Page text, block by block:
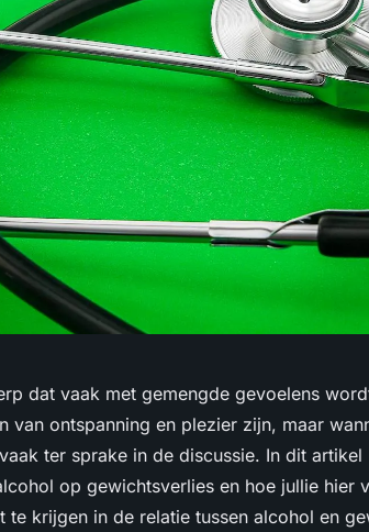
dat vaak met gemengde gevoelens
van ontspanning en plezier zijn, maar
ter sprake in de discussie. In dit artikel
op gewichtsverlies en hoe jullie hier
te krijgen in de relatie tussen alcohol en